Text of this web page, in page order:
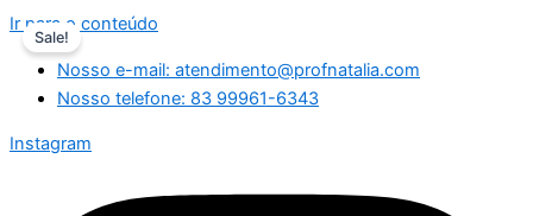
Ir para o conteúdo
Nosso e-mail: atendimento@profnatalia.com
Nosso telefone: 83 99961-6343
Instagram
Sale!